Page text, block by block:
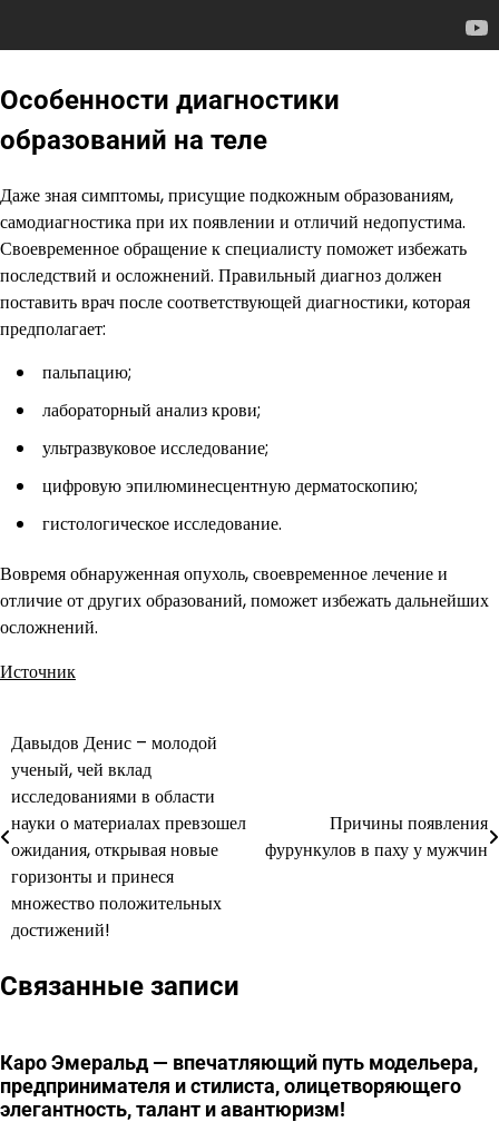
Особенности диагностики
образований на теле
Даже зная симптомы, присущие подкожным образованиям,
самодиагностика при их появлении и отличий недопустима.
Своевременное обращение к специалисту поможет избежать
последствий и осложнений. Правильный диагноз должен
поставить врач после соответствующей диагностики, которая
предполагает:
пальпацию;
лабораторный анализ крови;
ультразвуковое исследование;
цифровую эпилюминесцентную дерматоскопию;
гистологическое исследование.
Вовремя обнаруженная опухоль, своевременное лечение и
отличие от других образований, поможет избежать дальнейших
осложнений.
Источник
Навигация
по
записям
Давыдов Денис – молодой
ученый, чей вклад
исследованиями в области
науки о материалах превзошел
ожидания, открывая новые
горизонты и принеся
множество положительных
достижений!
Причины появления
фурункулов в паху у мужчин
Связанные записи
Каро Эмеральд — впечатляющий путь модельера,
предпринимателя и стилиста, олицетворяющего
элегантность, талант и авантюризм!